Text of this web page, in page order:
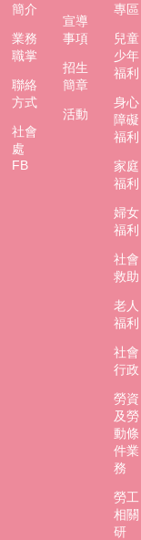
簡介
業務
職掌
聯絡
方式
社會
處
FB
宣導
事項
招生
簡章
活動
專區
兒童
少年
福利
身心
障礙
福利
家庭
福利
婦女
福利
社會
救助
老人
福利
社會
行政
勞資
及勞
動條
件業
務
勞工
相關
研